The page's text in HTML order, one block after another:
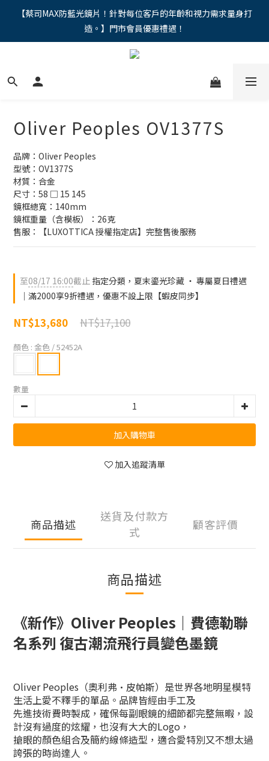
"馬年新章續寫，視界品味進階，限時禮遇 9 折無上限，12期分期
免手續費。。
【蔡司MAX防藍光鏡片！針對每位客戶的年齡和視力需求量身打
造。】門市會員優惠禮遇！
"馬年新章續寫，視界品味進階，限時禮遇 9 折無上限，12期分期
Oliver Peoples OV1377S
品牌：Oliver Peoples
型號：OV1377S
材質：合金
尺寸：58 □ 15 145
鏡框總寬：140mm
鏡框重量（含模板）：26克
售服：【LUXOTTICA 授權指定店】完整售後服務
至08/17 16:00截止 指定分類，夏末鎏光珍藏 ‧ 專屬夏日禮遇
｜滿2000享9折禮遇，優惠不設上限【蝦皮同步】
NT$17,100
NT$13,680
顏色 : 金色 / 52452A
數量
加入購物車
加入追蹤清單
商品描述
送貨及付款方
式
顧客評價
商品描述
《新作》Oliver Peoples｜費德勒聯
名系列 復古潮流飛行員變色墨鏡
Oliver Peoples（奧利弗·皮帕斯）是世界各地明星模特
生活上愛不釋手的單品。品牌皆經由手工及
先進技術費時製成，確保每副眼鏡的細節都完整無暇， 設
計沒有過度的炫耀，也沒有大大的Logo，
搶眼的顏色組合及簡約線條造型，適合愛特別又不想太過
誇張的時尚達人。